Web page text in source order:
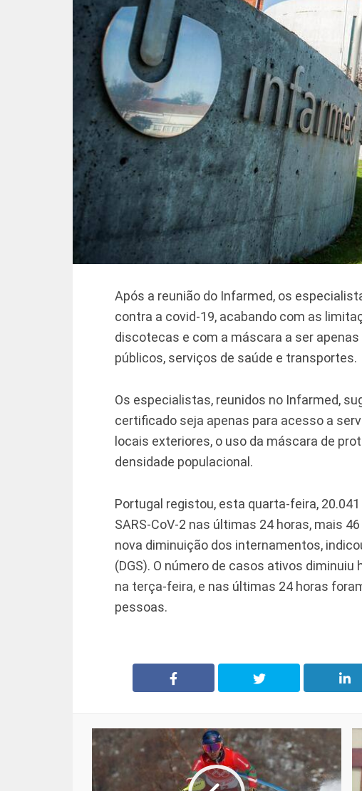
Após a reunião do Infarmed, os
contra a covid-19, acabando com as
discotecas e com a máscara a ser
públicos, serviços de saúde e transportes.
Os especialistas, reunidos no Infarmed,
certificado seja apenas para acesso a
locais exteriores, o uso da máscara de
densidade populacional.
Portugal registou, esta quarta-feira,
SARS-CoV-2 nas últimas 24 horas, mais
nova diminuição dos internamentos,
(DGS). O número de casos ativos diminuiu
na terça-feira, e nas últimas 24 horas
pessoas.